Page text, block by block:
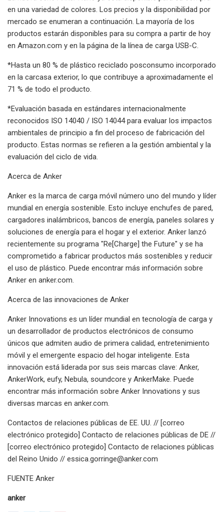
en una variedad de colores. Los precios y la disponibilidad por
mercado se enumeran a continuación. La mayoría de los
productos estarán disponibles para su compra a partir de hoy
en Amazon.com y en la página de la línea de carga USB-C.
*Hasta un 80 % de plástico reciclado posconsumo incorporado
en la carcasa exterior, lo que contribuye a aproximadamente el
71 % de todo el producto.
*Evaluación basada en estándares internacionalmente
reconocidos ISO 14040 / ISO 14044 para evaluar los impactos
ambientales de principio a fin del proceso de fabricación del
producto. Estas normas se refieren a la gestión ambiental y la
evaluación del ciclo de vida.
Acerca de Anker
Anker es la marca de carga móvil número uno del mundo y líder
mundial en energía sostenible. Esto incluye enchufes de pared,
cargadores inalámbricos, bancos de energía, paneles solares y
soluciones de energía para el hogar y el exterior. Anker lanzó
recientemente su programa "Re[Charge] the Future" y se ha
comprometido a fabricar productos más sostenibles y reducir
el uso de plástico. Puede encontrar más información sobre
Anker en anker.com.
Acerca de las innovaciones de Anker
Anker Innovations es un líder mundial en tecnología de carga y
un desarrollador de productos electrónicos de consumo
únicos que admiten audio de primera calidad, entretenimiento
móvil y el emergente espacio del hogar inteligente. Esta
innovación está liderada por sus seis marcas clave: Anker,
AnkerWork, eufy, Nebula, soundcore y AnkerMake. Puede
encontrar más información sobre Anker Innovations y sus
diversas marcas en anker.com.
Contactos de relaciones públicas de EE. UU. // [correo
electrónico protegido] Contacto de relaciones públicas de DE //
[correo electrónico protegido] Contacto de relaciones públicas
del Reino Unido // essica.gorringe@anker.com
FUENTE Anker
anker